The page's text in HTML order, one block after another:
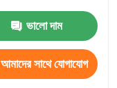
ভালো দাম
আমাদের সাথে যোগাযোগ